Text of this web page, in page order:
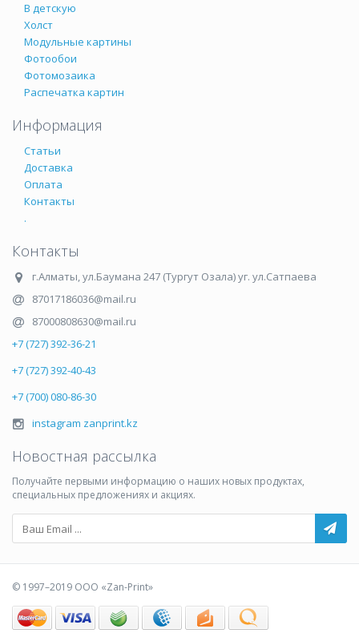
В детскую
Холст
Модульные картины
Фотообои
Фотомозаика
Распечатка картин
Информация
Статьи
Доставка
Оплата
Контакты
.
Контакты
г.Алматы,ул.Баумана 247 (Тургут Озала) уг. ул.Сатпаева
87017186036@mail.ru
87000808630@mail.ru
+7 (727) 392-36-21
+7 (727) 392-40-43
+7 (700) 080-86-30
instagram zanprint.kz
Новостная рассылка
Получайте первыми информацию о наших новых продуктах,
специальных предложениях и акциях.
© 1997–2019 ООО «Zan-Print»